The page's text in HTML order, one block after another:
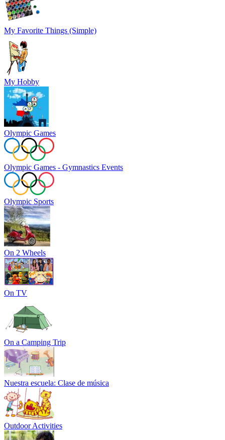
My Favorite Things (Simple)
My Hobby
Olympic Games
Olympic Games - Gymnastics Events
Olympic Sports
On 2 Wheels
On TV
On a Camping Trip
Nuestra escuela: Clase de música
Outdoor Activities